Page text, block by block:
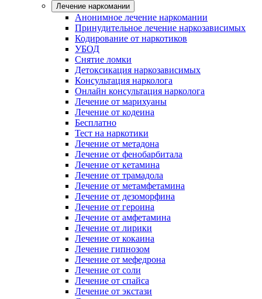
Лечение наркомании
Анонимное лечение наркомании
Принудительное лечение наркозависимых
Кодирование от наркотиков
УБОД
Снятие ломки
Детоксикация наркозависимых
Консультация нарколога
Онлайн консультация нарколога
Лечение от марихуаны
Лечение от кодеина
Бесплатно
Тест на наркотики
Лечение от метадона
Лечение от фенобарбитала
Лечение от кетамина
Лечение от трамадола
Лечение от метамфетамина
Лечение от дезоморфина
Лечение от героина
Лечение от амфетамина
Лечение от лирики
Лечение от кокаина
Лечение гипнозом
Лечение от мефедрона
Лечение от соли
Лечение от спайса
Лечение от экстази